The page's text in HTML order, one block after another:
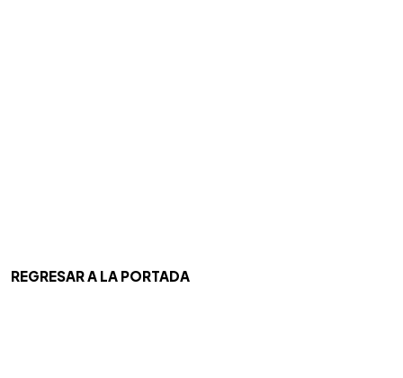
REGRESAR A LA PORTADA